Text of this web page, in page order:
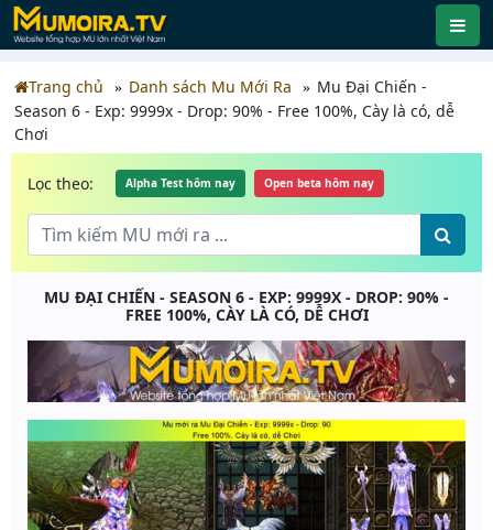
Trang chủ Danh sách Mu Mới Ra
Mu Đại Chiến -
Season 6 - Exp: 9999x - Drop: 90% - Free 100%, Cày là có, dễ
Chơi
Lọc theo: Alpha Test hôm nay Open beta hôm nay
MU ĐẠI CHIẾN - SEASON 6 - EXP: 9999X - DROP: 90% -
FREE 100%, CÀY LÀ CÓ, DỄ CHƠI